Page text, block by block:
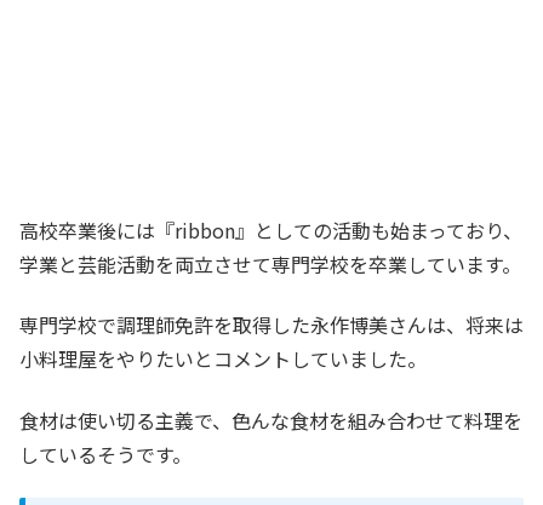
高校卒業後には『ribbon』としての活動も始まっており、
学業と芸能活動を両立させて専門学校を卒業しています。
専門学校で調理師免許を取得した永作博美さんは、将来は
小料理屋をやりたいとコメントしていました。
食材は使い切る主義で、色んな食材を組み合わせて料理を
しているそうです。